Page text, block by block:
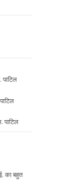
पाटिल
पाटिल
का बहुत